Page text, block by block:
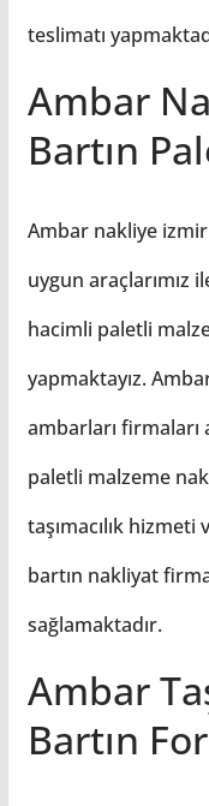
teslimatı
Ambar
Bartın
Ambar nakliye
uygun araçlarımız
hacimli paletli
yapmaktayız.
ambarları firmaları
paletli malzeme
taşımacılık
bartın nakliyat
sağlamaktadır.
Ambar
Bartın